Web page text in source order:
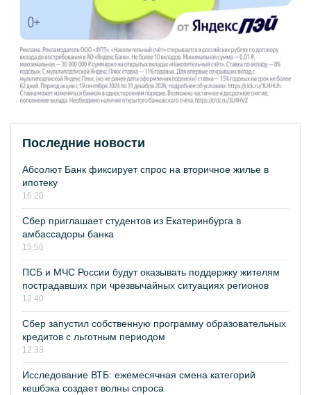
Последние новости
Абсолют Банк фиксирует спрос на вторичное жилье в
ипотеку
16:20
Сбер приглашает студентов из Екатеринбурга в
амбассадоры банка
15:56
ПСБ и МЧС России будут оказывать поддержку жителям
пострадавших при чрезвычайных ситуациях регионов
12:40
Сбер запустил собственную программу образовательных
кредитов с льготным периодом
12:33
Исследование ВТБ: ежемесячная смена категорий
кешбэка создает волны спроса